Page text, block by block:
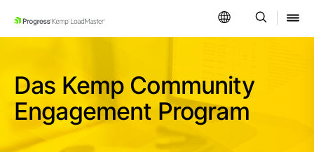
SKIP NAVIGATION
Das Kemp Community
Engagement Program